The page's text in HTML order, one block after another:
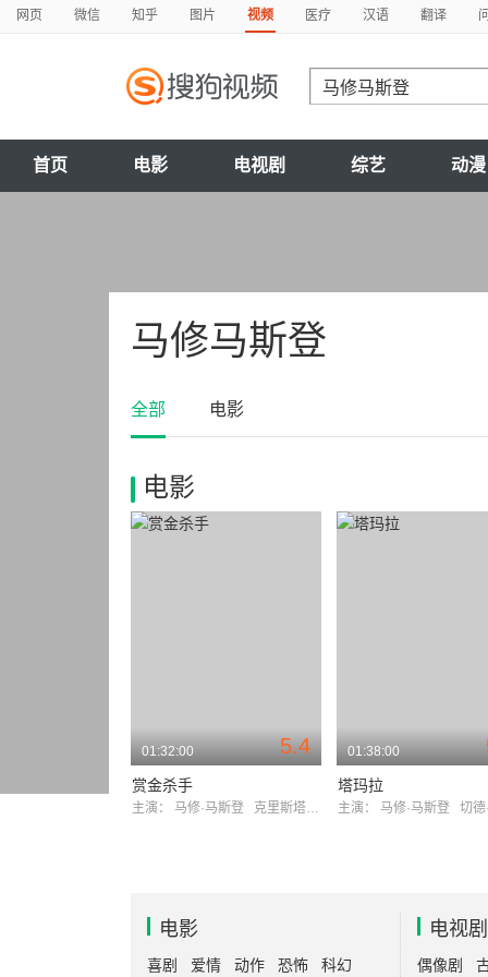
网页 微信 知乎 图片 视频 医疗 汉语 翻译
首页 电影 电视剧 综艺 动漫
马修马斯登
全部 电影
电影
5.4
01:32:00
赏金杀手
主演： 马修·马斯登 克里斯塔娜·洛肯
01:38:00
塔玛拉
主演： 马修·马斯登 切德·
电影
喜剧 爱情 动作 恐怖 科幻
电视剧
偶像剧